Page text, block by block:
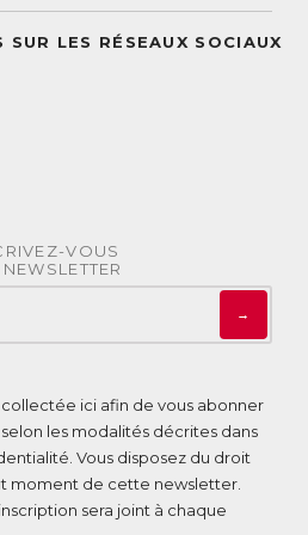
SUR LES RÉSEAUX SOCIAUX
VOUS
→
ici afin de vous abonner
les modalités décrites dans
. Vous disposez du droit
moment de cette newsletter.
sera joint à chaque